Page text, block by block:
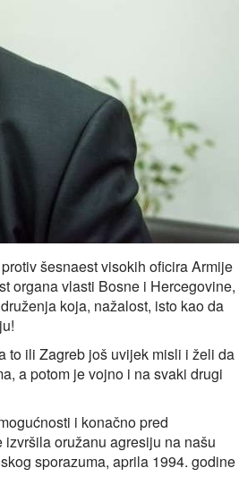
šesnaest visokih oficira Armije
organa vlasti Bosne i Hercegovine,
koja, nažalost, isto kao da
to ili Zagreb još uvijek misli i želi da
a potom je vojno i na svaki drugi
i konačno pred
oružanu agresiju na našu
sporazuma, aprila 1994. godine